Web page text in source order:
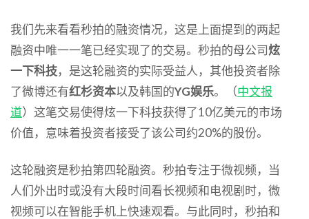
我们先来看看秒拍的融资情况，这是上面提到的两起
融资中唯一一笔已经实现了的交易。秒拍的母公司炫
一下科技，是这轮融资的实际受益人，其他投资者除
了微博还有红杉资本以及韩国的YG娱乐。（中文报
道）这笔交易使得炫一下科技获得了10亿美元的市场
价值，意味着投资者接受了该公司约20%的股份。
这轮融资是秒拍第四轮融资。秒拍专注于微视频，当
人们外出时或没有大段时间看长视频和电视剧时，微
视频可以在智能手机上快速观看。与此同时，秒拍和